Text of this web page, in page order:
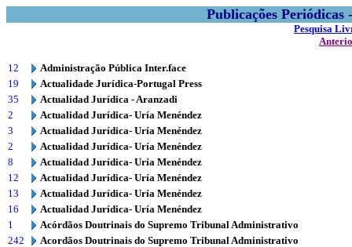
Publicações
Pesquisa
12
Administração Pública Inter.face
19
Actualidade Jurídica-Portugal Press
35
Actualidad Jurídica - Aranzadi
2
Actualidad Jurídica- Uría Menéndez
3
Actualidad Jurídica- Uría Menéndez
2
Actualidad Jurídica- Uría Menéndez
8
Actualidad Jurídica- Uría Menéndez
12
Actualidad Jurídica- Uría Menéndez
13
Actualidad Jurídica- Uría Menéndez
16
Actualidad Jurídica- Uría Menéndez
1
Acórdãos Doutrinais do Supremo Tribunal Administrativo
242
Acordãos Doutrinais do Supremo Tribunal Administrativo